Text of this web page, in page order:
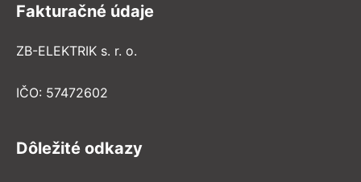
Fakturačné údaje
ZB-ELEKTRIK s. r. o.
IČO: 57472602
Dôležité odkazy